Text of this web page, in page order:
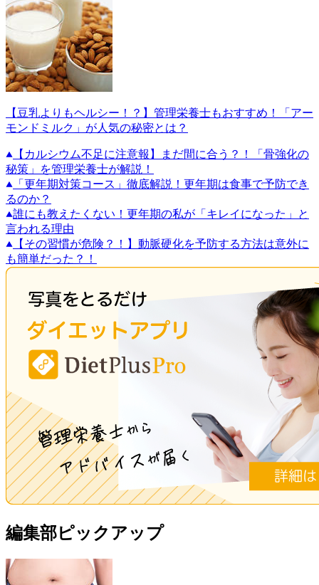
【豆乳よりもヘルシー！？】管理栄養士もおすすめ！「アー
モンドミルク」が人気の秘密とは？
【カルシウム不足に注意報】まだ間に合う？！「骨強化の
秘策」を管理栄養士が解説！
「更年期対策コース」徹底解説！更年期は食事で予防でき
るのか？
誰にも教えたくない！更年期の私が「キレイになった」と
言われる理由
【その習慣が危険？！】動脈硬化を予防する方法は意外に
も簡単だった？！
編集部ピックアップ